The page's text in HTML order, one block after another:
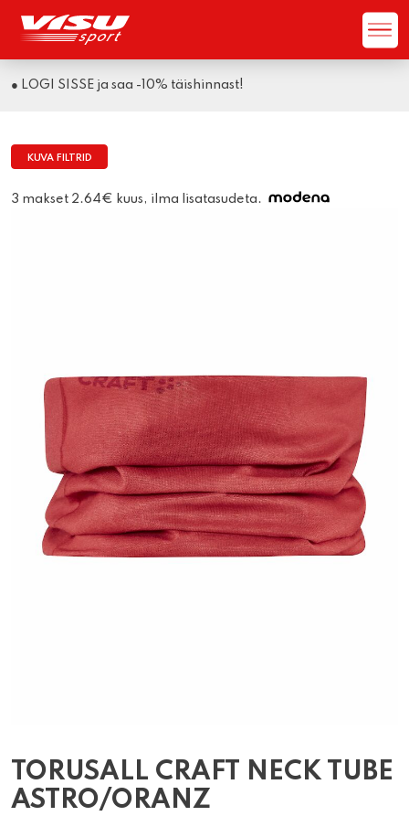
● LOGI SISSE ja saa -10% täishinnast!
KUVA FILTRID
3 makset 2.64€ kuus, ilma lisatasudeta.
TORUSALL CRAFT NECK TUBE
ASTRO/ORANZ